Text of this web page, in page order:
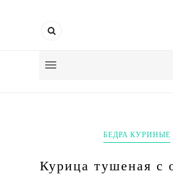
БЕДРА КУРИНЫЕ
Курица тушеная с